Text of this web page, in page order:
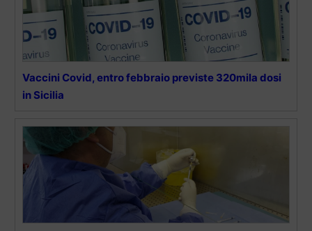
Vaccini Covid, entro febbraio previste 320mila dosi
in Sicilia